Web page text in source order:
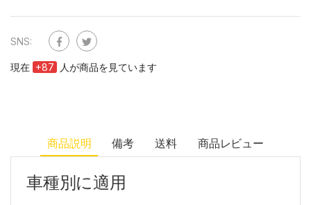
SNS:
現在 +87 人が商品を見ています
商品説明 備考 送料 商品レビュー
車種別に適用